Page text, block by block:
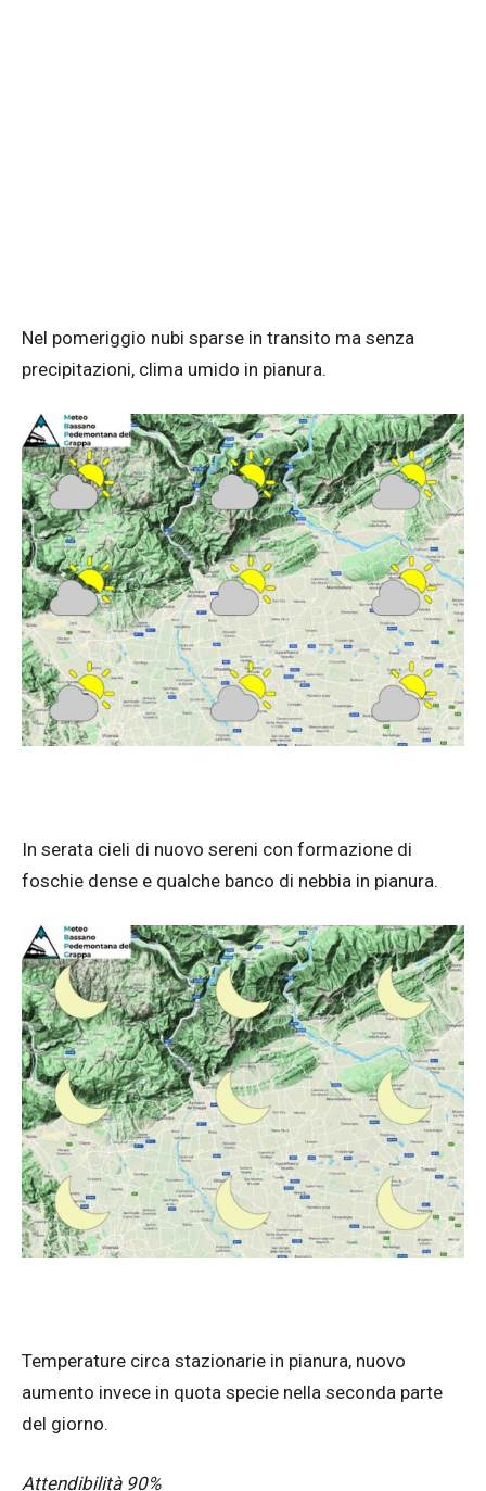
Nel pomeriggio nubi sparse in transito ma senza
precipitazioni, clima umido in pianura.
In serata cieli di nuovo sereni con formazione di
foschie dense e qualche banco di nebbia in pianura.
Temperature circa stazionarie in pianura, nuovo
aumento invece in quota specie nella seconda parte
del giorno.
Attendibilità 90%